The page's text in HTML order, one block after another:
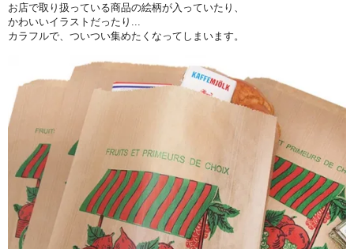
お店で取り扱っている商品の絵柄が入っていたり、
かわいいイラストだったり...
カラフルで、ついつい集めたくなってしまいます。